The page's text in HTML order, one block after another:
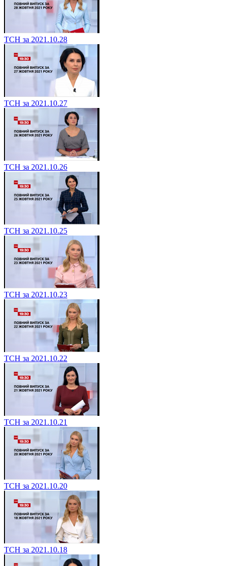
ТСН за 2021.10.28
ТСН за 2021.10.27
ТСН за 2021.10.26
ТСН за 2021.10.25
ТСН за 2021.10.23
ТСН за 2021.10.22
ТСН за 2021.10.21
ТСН за 2021.10.20
ТСН за 2021.10.18